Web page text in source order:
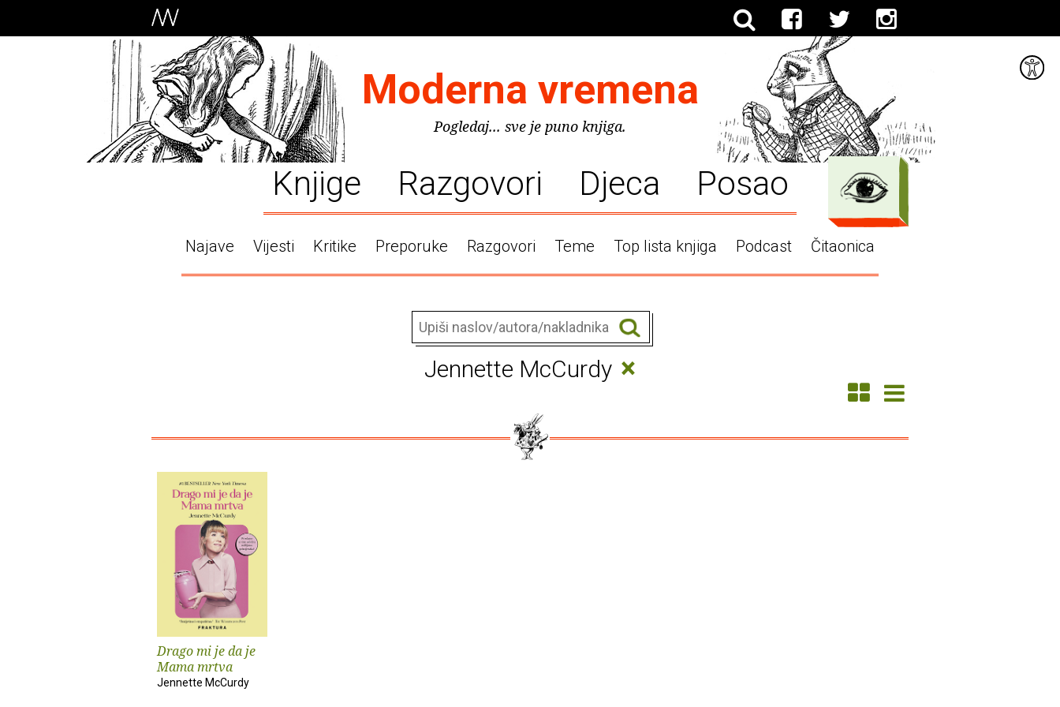
Moderna vremena
Pogledaj... sve je puno knjiga.
Knjige Razgovori Djeca Posao
Najave Vijesti Kritike Preporuke Razgovori Teme Top lista knjiga Podcast Čitaonica
Jennette McCurdy ×
Drago mi je da je
Mama mrtva
Jennette McCurdy